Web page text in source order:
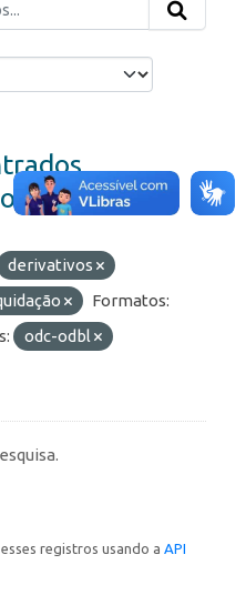
derivativos
Formatos:
odc-odbl
registros usando a API